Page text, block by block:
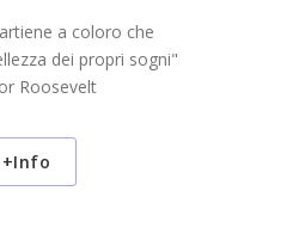
a coloro che
dei propri sogni"
Roosevelt
+Info